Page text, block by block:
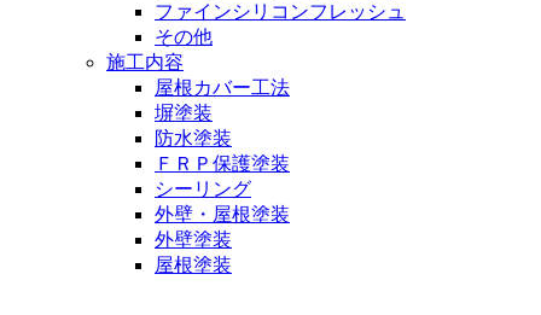
ファインシリコンフレッシュ
その他
施工内容
屋根カバー工法
塀塗装
防水塗装
ＦＲＰ保護塗装
シーリング
外壁・屋根塗装
外壁塗装
屋根塗装